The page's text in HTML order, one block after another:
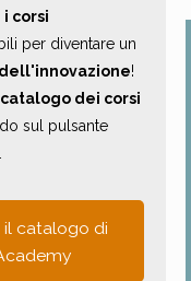
i corsi
per diventare un
!
catalogo dei corsi
sul pulsante
il catalogo di